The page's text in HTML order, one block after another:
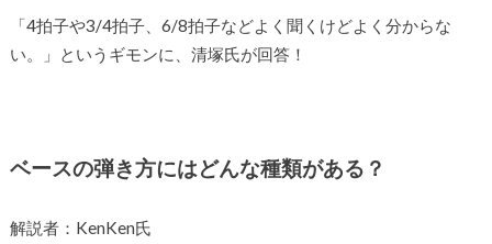
「4拍子や3/4拍子、6/8拍子などよく聞くけどよく分からな
い。」というギモンに、清塚氏が回答！
ベースの弾き方にはどんな種類がある？
解説者：KenKen氏